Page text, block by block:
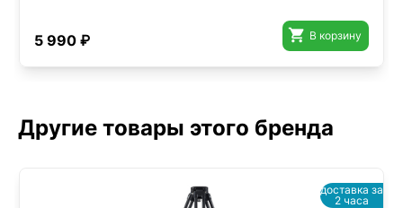
5 990 ₽  В корзину
Другие товары этого бренда
доставка за
2 часа